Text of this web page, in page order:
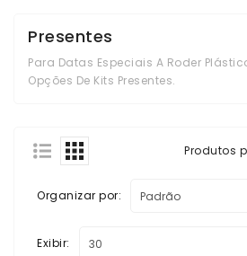
De
Champanheiras
Copos
Long
Copos
Presentes
Para Datas Especiais A Roder
Opções De Kits Presentes.
Produtos
Organizar por:
Exibir: